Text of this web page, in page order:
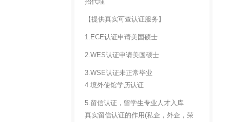
【提供真实可查认证服务】
1.ECE认证申请美国硕士
2.WES认证申请美国硕士
3.WSE认证未正常毕业
4.境外使馆学历认证
5.留信认证，留学生专业人才入库
真实留信认证的作用(私企，外企，荣